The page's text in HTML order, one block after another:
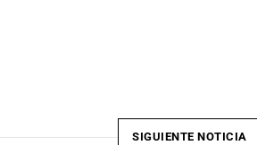
SIGUIENTE NOTICIA